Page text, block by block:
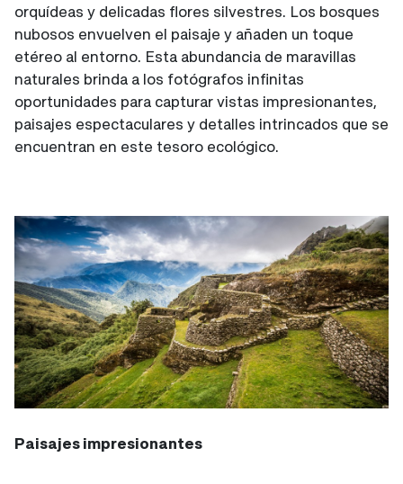
orquídeas y delicadas flores silvestres. Los bosques
nubosos envuelven el paisaje y añaden un toque
etéreo al entorno. Esta abundancia de maravillas
naturales brinda a los fotógrafos infinitas
oportunidades para capturar vistas impresionantes,
paisajes espectaculares y detalles intrincados que se
encuentran en este tesoro ecológico.
Paisajes impresionantes